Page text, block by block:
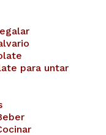
para untar